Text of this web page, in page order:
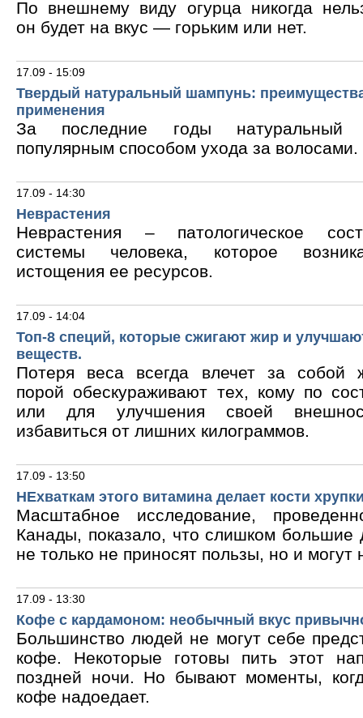
По внешнему виду огурца никогда
он будет на вкус — горьким или нет.
17.09 - 15:09
Твердый натуральный шампунь:
применения
За последние годы натуральный
популярным способом ухода за волосами.
17.09 - 14:30
Неврастения
Неврастения – патологическое
системы человека, которое
истощения ее ресурсов.
17.09 - 14:04
Топ-8 специй, которые сжигают жир и
веществ.
Потеря веса всегда влечет за собой
порой обескураживают тех, кому по
или для улучшения своей
избавиться от лишних килограммов.
17.09 - 13:50
НЕхваткам этого витамина делает кости
Масштабное исследование,
Канады, показало, что слишком большие
не только не приносят пользы, но и могут
17.09 - 13:30
Кофе с кардамоном: необычный вкус
Большинство людей не могут себе
кофе. Некоторые готовы пить этот
поздней ночи. Но бывают моменты,
кофе надоедает.